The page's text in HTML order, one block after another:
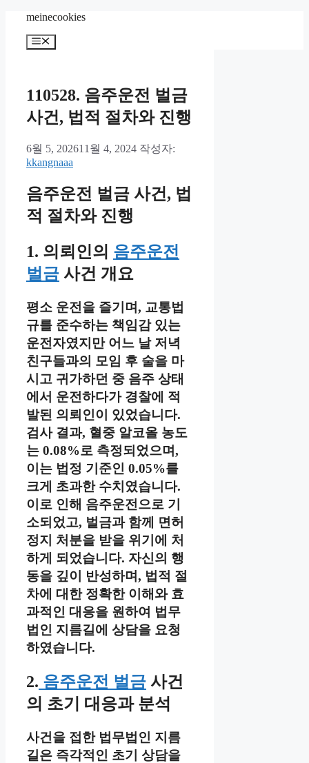
meinecookies
메
110528. 음주운전 벌금
사건, 법적 절차와 진행
6월 5, 202611월 4, 2024 작성자:
kkangnaaa
음주운전 벌금 사건, 법
적 절차와 진행
1. 의뢰인의 음주운전
벌금 사건 개요
평소 운전을 즐기며, 교통법
규를 준수하는 책임감 있는
운전자였지만 어느 날 저녁
친구들과의 모임 후 술을 마
시고 귀가하던 중 음주 상태
에서 운전하다가 경찰에 적
발된 의뢰인이 있었습니다.
검사 결과, 혈중 알코올 농도
는 0.08%로 측정되었으며,
이는 법정 기준인 0.05%를
크게 초과한 수치였습니다.
이로 인해 음주운전으로 기
소되었고, 벌금과 함께 면허
정지 처분을 받을 위기에 처
하게 되었습니다. 자신의 행
동을 깊이 반성하며, 법적 절
차에 대한 정확한 이해와 효
과적인 대응을 원하여 법무
법인 지름길에 상담을 요청
하였습니다.
2. 음주운전 벌금 사건
의 초기 대응과 분석
사건을 접한 법무법인 지름
길은 즉각적인 초기 상담을